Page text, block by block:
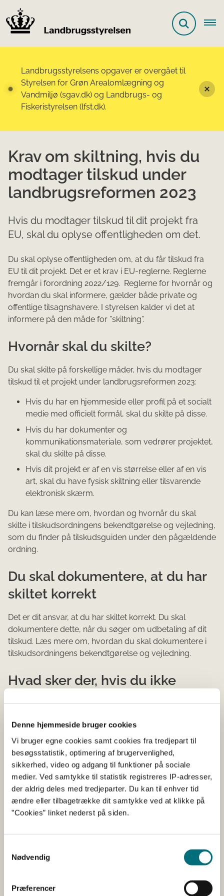
Denne hjemmeside bruger cookies
Vi bruger egne cookies samt cookies fra tredjepart til
besøgsstatistik, optimering af brugervenlighed,
sikkerhed, video og adgang til funktioner på sociale
medier. Ved samtykke til statistik registreres IP-adresser,
der aldrig deles med tredjeparter. Du kan til enhver tid
ændre eller tilbagetrække dit samtykke ved at klikke på
”Cookies” linket nederst på siden.
Nødvendig
Præferencer
Landbrugsstyrelsens opgaver er overgået til
Styrelsen for Grøn Arealomlægning og
Vandmiljø (sgav.dk) og Landbrugs- og
Fiskeristyrelsen (lfst.dk).
Krav om skiltning, hvis du
modtager tilskud under
landbrugsreformen 2023
Hvis du modtager tilskud til dit projekt fra
EU, skal du oplyse offentligheden om det.
Du skal oplyse offentligheden om, at du får tilskud fra
EU til dit projekt. Det er et krav i EU-reglerne. Reglerne
fremgår i forordning 2022/129. Reglerne for hvornår og
hvordan du skal informere, gælder både private og
offentlige tilsagnshavere. I styrelsen kalder vi det at
informere på den måde for ”skiltning”.
Hvornår skal du skilte?
Du skal skilte på forskellige måder, hvis du modtager
tilskud til et projekt under landbrugsreformen 2023:
Hvis du har en hjemmeside eller profil på et socialt
medie med officielt formål, skal du skilte på disse.
Hvis du har dokumenter og
kommunikationsmateriale, som vedrører projektet,
skal du skilte på disse.
Hvis dit projekt er af en vis størrelse eller af en vis
art, skal du have fysisk skiltning eller tilsvarende
elektronisk skærm.
Du kan læse mere om, hvordan og hvornår du skal
skilte i tilskudsordningens bekendtgørelse og vejledning,
som du finder på tilskudsguiden under den pågældende
ordning.
Du skal dokumentere, at du har
skiltet korrekt
Det er dit ansvar, at du har skiltet korrekt. Du skal
dokumentere dette, når du søger om udbetaling af dit
tilskud. Læs mere om, hvordan du skal dokumentere i
tilskudsordningens bekendtgørelse og vejledning.
Hvad sker der, hvis du ikke
Hvis du ikke skilter, du skilter mangelfuldt, eller du ikke
procent af tilsagnsbeløbet. Dog kan sanktionen
maksimalt beløbe sig til 50.000 kr.
Skabeloner og logoer til
skiltning
samt logoer til hjemmesider og sociale medieprofiler
med officielt formål.
Fold alle ud